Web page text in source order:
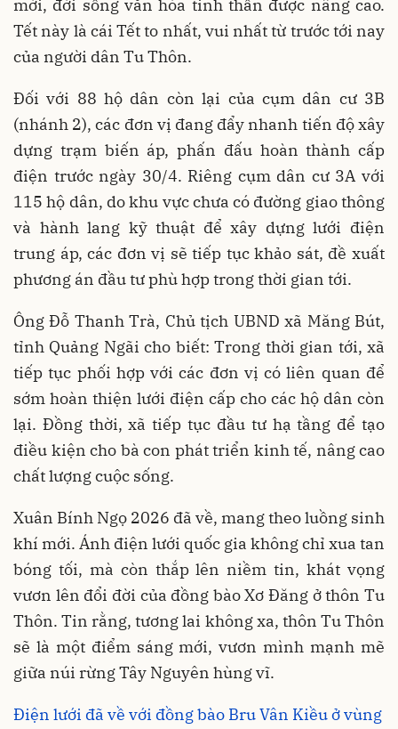
mới, đời sống văn hóa tinh thần được nâng cao.
Tết này là cái Tết to nhất, vui nhất từ trước tới nay
của người dân Tu Thôn.
Đối với 88 hộ dân còn lại của cụm dân cư 3B
(nhánh 2), các đơn vị đang đẩy nhanh tiến độ xây
dựng trạm biến áp, phấn đấu hoàn thành cấp
điện trước ngày 30/4. Riêng cụm dân cư 3A với
115 hộ dân, do khu vực chưa có đường giao thông
và hành lang kỹ thuật để xây dựng lưới điện
trung áp, các đơn vị sẽ tiếp tục khảo sát, đề xuất
phương án đầu tư phù hợp trong thời gian tới.
Ông Đỗ Thanh Trà, Chủ tịch UBND xã Măng Bút,
tỉnh Quảng Ngãi cho biết: Trong thời gian tới, xã
tiếp tục phối hợp với các đơn vị có liên quan để
sớm hoàn thiện lưới điện cấp cho các hộ dân còn
lại. Đồng thời, xã tiếp tục đầu tư hạ tầng để tạo
điều kiện cho bà con phát triển kinh tế, nâng cao
chất lượng cuộc sống.
Xuân Bính Ngọ 2026 đã về, mang theo luồng sinh
khí mới. Ánh điện lưới quốc gia không chỉ xua tan
bóng tối, mà còn thắp lên niềm tin, khát vọng
vươn lên đổi đời của đồng bào Xơ Đăng ở thôn Tu
Thôn. Tin rằng, tương lai không xa, thôn Tu Thôn
sẽ là một điểm sáng mới, vươn mình mạnh mẽ
giữa núi rừng Tây Nguyên hùng vĩ.
Điện lưới đã về với đồng bào Bru Vân Kiều ở vùng